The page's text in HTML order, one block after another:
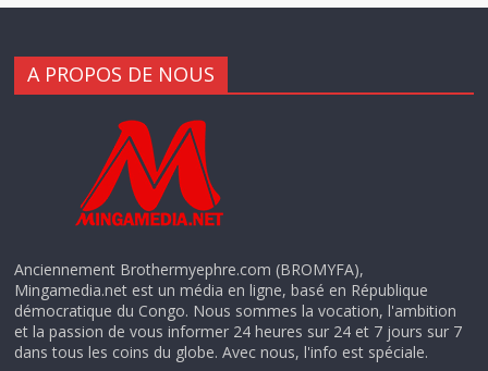
A PROPOS DE NOUS
Anciennement Brothermyephre.com (BROMYFA),
Mingamedia.net est un média en ligne, basé en République
démocratique du Congo. Nous sommes la vocation, l'ambition
et la passion de vous informer 24 heures sur 24 et 7 jours sur 7
dans tous les coins du globe. Avec nous, l'info est spéciale.